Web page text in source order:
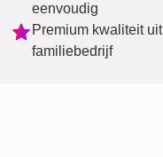
eenvoudig
Premium kwaliteit uit
familiebedrijf